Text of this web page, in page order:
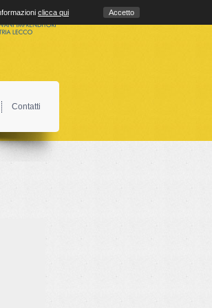
Contatti
clicca qui Accetto